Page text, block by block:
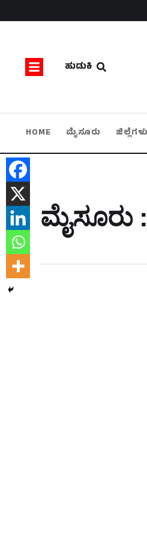
ಹುಡುಕಿ
HOME ಮೈಸೂರು ಜಿಲ್ಲೆಗಳು
ಮೈಸೂರು